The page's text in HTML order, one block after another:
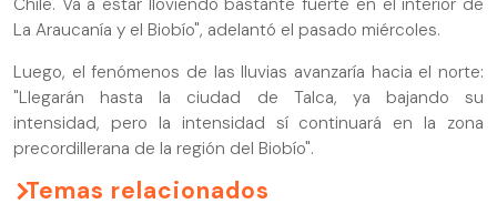
La Araucanía y el Biobío", adelantó el pasado miércoles.
Luego, el fenómenos de las lluvias avanzaría hacia el norte:
"Llegarán hasta la ciudad de Talca, ya bajando su
intensidad, pero la intensidad sí continuará en la zona
precordillerana de la región del Biobío".
Temas relacionados